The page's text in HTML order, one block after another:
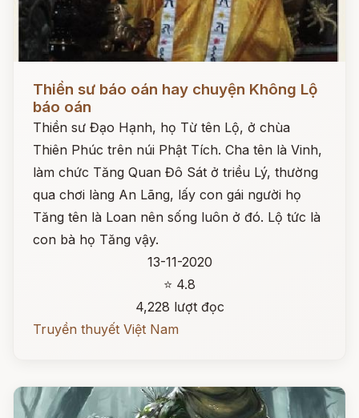
Đọc ngay
Thiền sư báo oán hay chuyện Không Lộ
báo oán
Thiền sư Đạo Hạnh, họ Từ tên Lộ, ở chùa
Thiên Phúc trên núi Phật Tích. Cha tên là Vinh,
làm chức Tăng Quan Đô Sát ở triều Lý, thường
qua chơi làng An Lãng, lấy con gái người họ
Tăng tên là Loan nên sống luôn ở đó. Lộ tức là
con bà họ Tăng vậy.
13-11-2020
⭐ 4.8
4,228 lượt đọc
Truyền thuyết Việt Nam